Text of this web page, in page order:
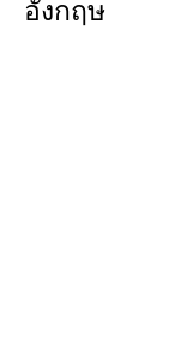
อังกฤษ